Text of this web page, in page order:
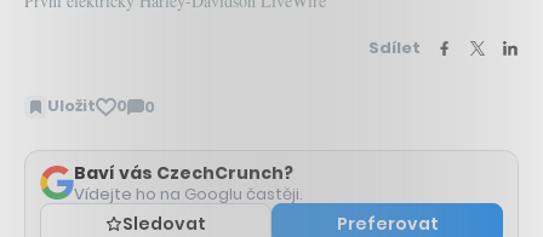
Sdílet
Uložit 0 0
Zobrazit
Baví vás CzechCrunch?
Vídejte ho na Googlu častěji.
Sledovat Preferovat